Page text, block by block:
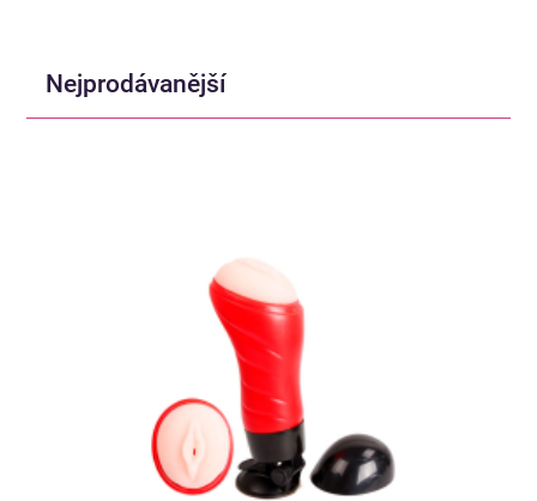
Nejprodávanější